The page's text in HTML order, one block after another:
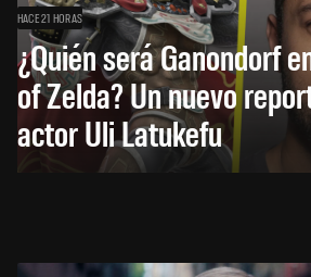
HACE 21 HORAS
¿Quién será Ganondorf
of Zelda? Un nuevo
actor Uli Latukefu